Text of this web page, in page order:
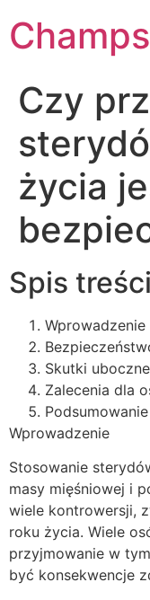
Czy
życia
Spis treści
Wprowadzenie
Skutki
Zalecenia dla
Podsumowanie
Wprowadzenie
Stosowanie
masy mięśniowej i
wiele kontrowersji,
roku życia. Wiele
przyjmowanie w
być konsekwencje